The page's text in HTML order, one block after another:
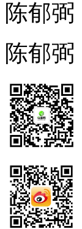
陈郁弼
陈郁弼